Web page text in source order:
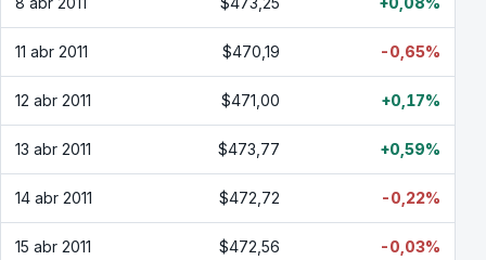
11 abr 2011 $470,19 -0,65%
12 abr 2011 $471,00 +0,17%
13 abr 2011 $473,77 +0,59%
14 abr 2011 $472,72 -0,22%
15 abr 2011 $472,56 -0,03%